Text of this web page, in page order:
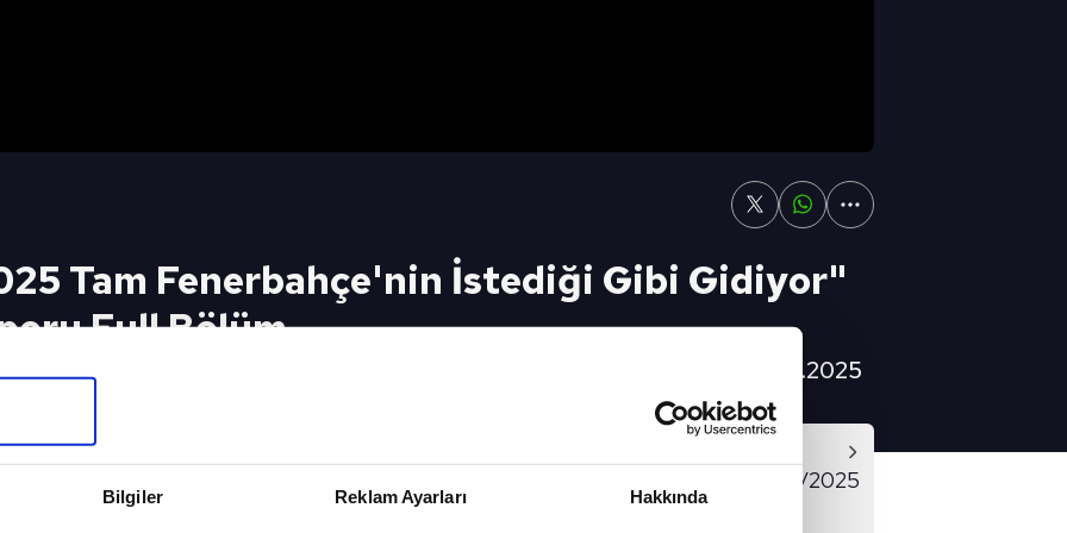
Bilgiler Reklam Ayarları Hakkında
Tam Fenerbahçe'nin İstediği Gibi Gidiyor"
Full Bölüm
İstediği Gibi Gidiyor" / A Spor / Sabah Sporu Full Bölüm / 17.02.2025
İçin
Video
SABAH SPORU FULL BÖLÜM - 17/02/2025